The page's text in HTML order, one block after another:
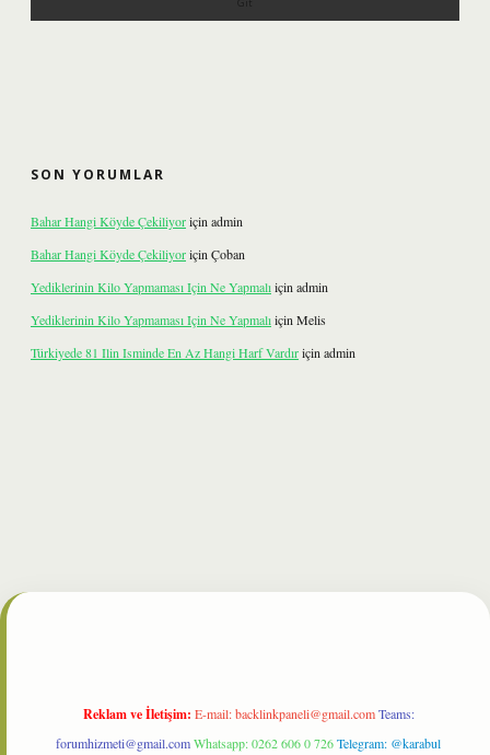
SON YORUMLAR
Bahar Hangi Köyde Çekiliyoriçin admin
Bahar Hangi Köyde Çekiliyoriçin Çoban
Yediklerinin Kilo Yapmaması Için Ne Yapmalıiçin admin
Yediklerinin Kilo Yapmaması Için Ne Yapmalıiçin Melis
Türkiyede 81 Ilin Isminde En Az Hangi Harf Vardıriçin admin
Reklam ve İletişim: E-mail:backlinkpaneli@gmail.com Teams:
forumhizmeti@gmail.comWhatsapp: 0262 606 0 726Telegram: @karabul